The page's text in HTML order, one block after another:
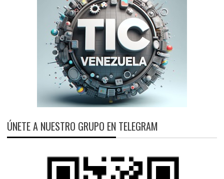
ÚNETE A NUESTRO GRUPO EN TELEGRAM